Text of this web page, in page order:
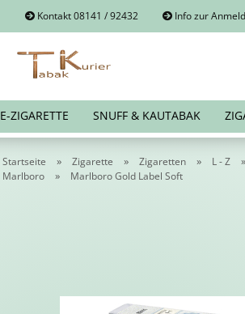
Kontakt 08141 / 92432 Info zur
E-ZIGARETTE SNUFF & KAUTABAK
Startseite » Zigarette » Zigaretten » L - Z »
Marlboro » Marlboro Gold Label Soft